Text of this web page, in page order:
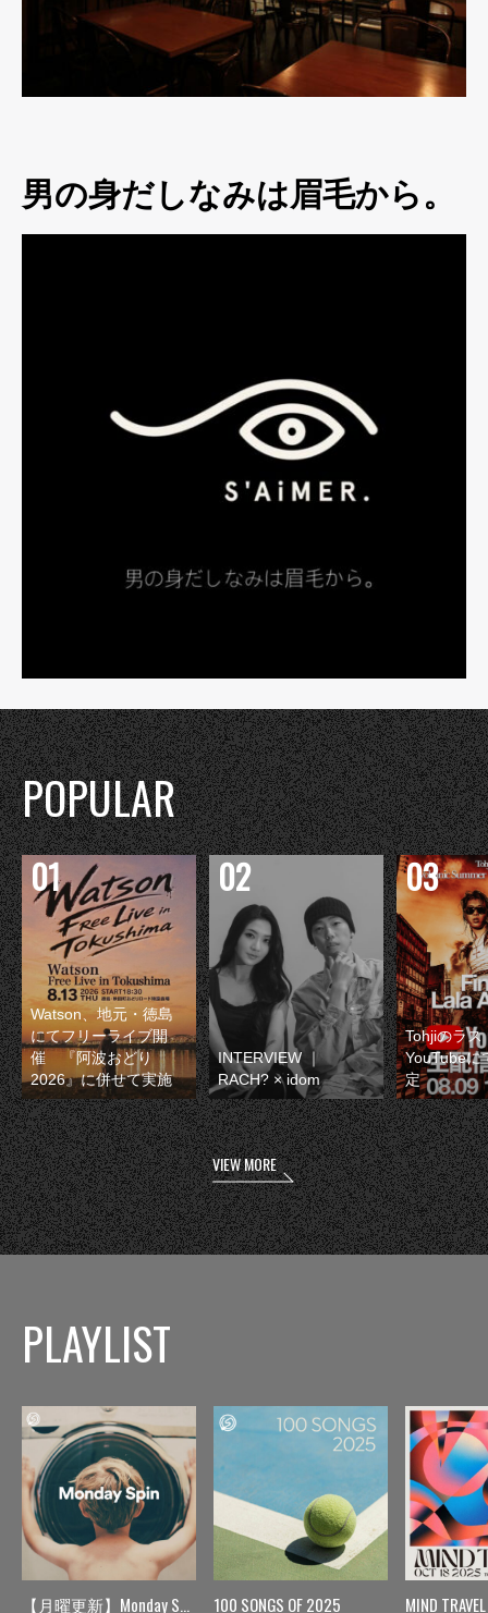
男の身だしなみは眉毛から。
POPULAR
Watson、地元・徳島
にてフリーライブ開
催 『阿波おどり
2026』に併せて実施
INTERVIEW ｜
RACH? × idom
Tohjiのラス
YouTubeに
定
VIEW MORE
PLAYLIST
【月曜更新】Monday Spin 100 SONGS OF 2025 MIND TRAVEL